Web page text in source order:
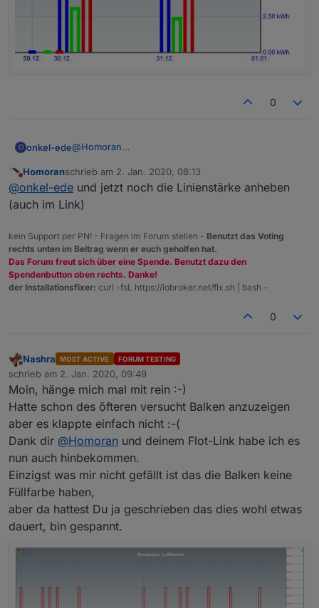
0
O onkel-ede@Homoran
Besten Dank für Deine Hilfe.
Nicht stören
Homoranschrieb am 2. Jan. 2020, 08:13
zuletzt editiert von
@onkel-ede und jetzt noch die Linienstärke anheben
(auch im Link)
kein Support per PN! - Fragen im Forum stellen - Benutzt das Voting
rechts unten im Beitrag wenn er euch geholfen hat.
Das Forum freut sich über eine Spende. Benutzt dazu den
Spendenbutton oben rechts. Danke!
der Installationsfixer: curl -fsL https://iobroker.net/fix.sh | bash -
0
Offline
Nashra MOST ACTIVE FORUM TESTING
schrieb am 2. Jan. 2020, 09:49
zuletzt editiert von
Moin, hänge mich mal mit rein :-)
Hatte schon des öfteren versucht Balken anzuzeigen
aber es klappte einfach nicht :-(
Dank dir @Homoran und deinem Flot-Link habe ich es
nun auch hinbekommen.
Einzigst was mir nicht gefällt ist das die Balken keine
Füllfarbe haben,
aber da hattest Du ja geschrieben das dies wohl etwas
dauert, bin gespannt.